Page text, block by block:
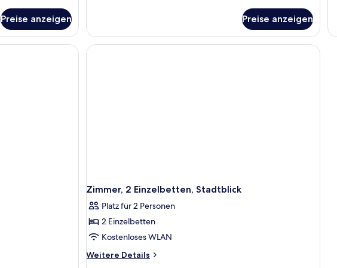
Preise anzeigen
1
Queen-
Bett,
Preise anzeigen
Zimmer, 2 Einzelbetten, Stadtblick
Platz für 2 Personen
2 Einzelbetten
Kostenloses WLAN
Weitere Details
Weitere